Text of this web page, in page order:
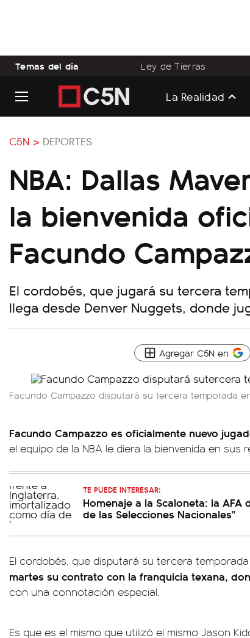
Temas del día Ley de Tierras
La Realidad
C5N > DEPORTES
NBA: Dallas
la bienvenida
Facundo
El cordobés, que jugará su tercera
llega desde Denver Nuggets, donde
Agregar C5N en
Facundo Campazzo disputará su tercera temporada
Facundo Campazzo es oficialmente nuevo
el equipo de la NBA le diera la bienvenida en sus
TE PUEDE INTERESAR:
Homenaje a la Scaloneta: la
de las Selecciones Nacionales"
El cordobés, que disputará su tercera
martes su contrato con la franquicia texana,
con una connotación especial.
Es que es el mismo que utilizó el mismo Jason